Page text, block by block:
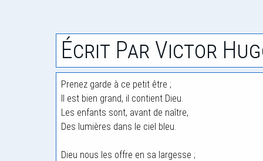
Écrit Par Victor
Prenez garde à ce petit être ;
Il est bien grand, il contient Dieu.
Les enfants sont, avant de naître,
Des lumières dans le ciel bleu.
Dieu nous les offre en sa largesse ;